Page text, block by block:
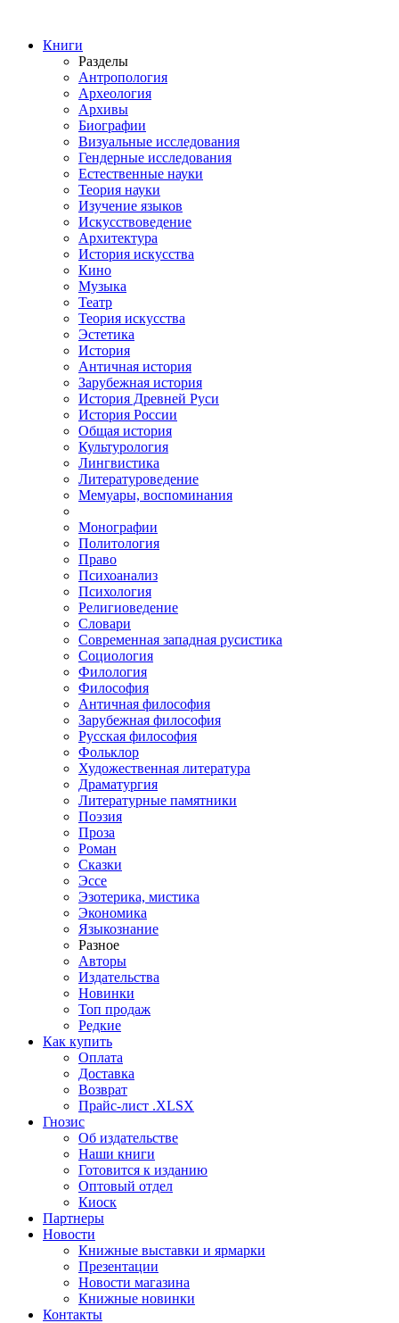
Книги
Разделы
Антропология
Археология
Архивы
Биографии
Визуальные исследования
Гендерные исследования
Естественные науки
Теория науки
Изучение языков
Искусствоведение
Архитектура
История искусства
Кино
Музыка
Театр
Теория искусства
Эстетика
История
Античная история
Зарубежная история
История Древней Руси
История России
Общая история
Культурология
Лингвистика
Литературоведение
Мемуары, воспоминания
Монографии
Политология
Право
Психоанализ
Психология
Религиоведение
Словари
Современная западная русистика
Социология
Филология
Философия
Античная философия
Зарубежная философия
Русская философия
Фольклор
Художественная литература
Драматургия
Литературные памятники
Поэзия
Проза
Роман
Сказки
Эссе
Эзотерика, мистика
Экономика
Языкознание
Разное
Авторы
Издательства
Новинки
Топ продаж
Редкие
Как купить
Оплата
Доставка
Возврат
Прайс-лист .XLSX
Гнозис
Об издательстве
Наши книги
Готовится к изданию
Оптовый отдел
Киоск
Партнеры
Новости
Книжные выставки и ярмарки
Презентации
Новости магазина
Книжные новинки
Контакты